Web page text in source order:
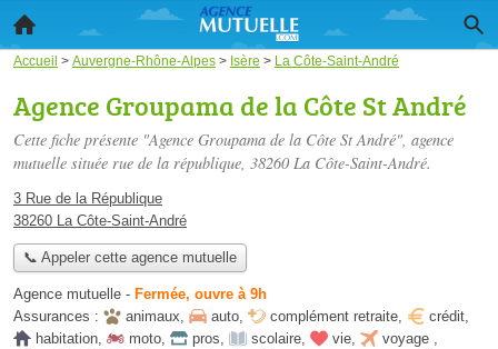
Accueil > Auvergne-Rhône-Alpes > Isère > La Côte-Saint-André
Agence Groupama de la Côte St André
Cette fiche présente "Agence Groupama de la Côte St André", agence
mutuelle située rue de la république, 38260 La Côte-Saint-André.
3 Rue de la République
38260 La Côte-Saint-André
📞 Appeler cette agence mutuelle
Agence mutuelle - Fermée, ouvre à 9h
Assurances :
animaux, auto, complément retraite, crédit,
habitation, moto, pros, scolaire, vie, voyage ,